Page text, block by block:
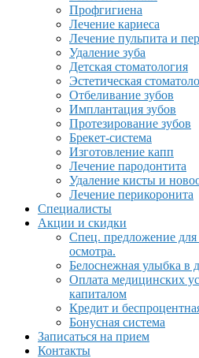
Профгигиена
Лечение кариеса
Лечение пульпита и
Удаление зуба
Детская стоматология
Эстетическая
Отбеливание зубов
Имплантация зубов
Протезирование зубов
Брекет-система
Изготовление капп
Лечение пародонтита
Удаление кисты и
Лечение перикоронита
Специалисты
Акции и скидки
Спец. предложение
осмотра.
Белоснежная улыбка в
Оплата медицинских
капиталом
Кредит и
Бонусная система
Записаться на прием
Контакты